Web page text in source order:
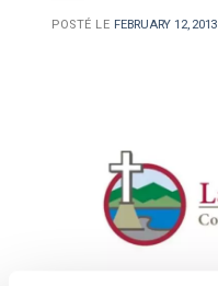
POSTÉ LE FEBRUARY 12, 2013